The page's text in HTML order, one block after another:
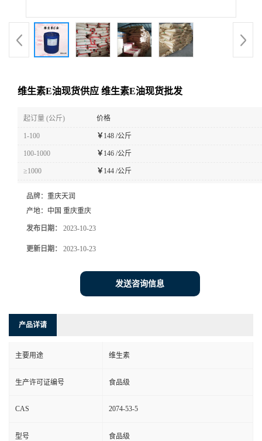
维生素E油现货供应 维生素E油现货批发
起订量 (公斤) 价格
1-100 ￥148 /公斤
100-1000 ￥146 /公斤
≥1000 ￥144 /公斤
品牌： 重庆天润
产地： 中国 重庆重庆
发布日期： 2023-10-23
更新日期： 2023-10-23
发送咨询信息
产品详请
主要用途 维生素
生产许可证编号 食品级
CAS 2074-53-5
型号 食品级